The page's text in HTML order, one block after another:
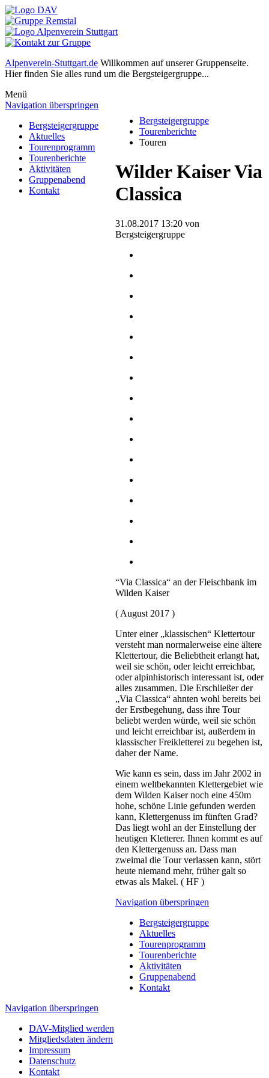
Alpenverein-Stuttgart.de Willkommen auf unserer Gruppenseite.
Hier finden Sie alles rund um die Bergsteigergruppe...
Menü
Navigation überspringen
Bergsteigergruppe
Aktuelles
Tourenprogramm
Tourenberichte
Aktivitäten
Gruppenabend
Kontakt
Bergsteigergruppe
Tourenberichte
Touren
Wilder Kaiser Via
Classica
31.08.2017 13:20 von
Bergsteigergruppe
“Via Classica“ an der Fleischbank im
Wilden Kaiser
( August 2017 )
Unter einer „klassischen“ Klettertour
versteht man normalerweise eine ältere
Klettertour, die Beliebtheit erlangt hat,
weil sie schön, oder leicht erreichbar,
oder alpinhistorisch interessant ist, oder
alles zusammen. Die Erschließer der
„Via Classica“ ahnten wohl bereits bei
der Erstbegehung, dass ihre Tour
beliebt werden würde, weil sie schön
und leicht erreichbar ist, außerdem in
klassischer Freikletterei zu begehen ist,
daher der Name.
Wie kann es sein, dass im Jahr 2002 in
einem weltbekannten Klettergebiet wie
dem Wilden Kaiser noch eine 450m
hohe, schöne Linie gefunden werden
kann, Klettergenuss im fünften Grad?
Das liegt wohl an der Einstellung der
heutigen Kletterer. Ihnen kommt es auf
den Klettergenuss an. Dass man
zweimal die Tour verlassen kann, stört
heute niemand mehr, früher galt so
etwas als Makel. ( HF )
Navigation überspringen
Bergsteigergruppe
Aktuelles
Tourenprogramm
Tourenberichte
Aktivitäten
Gruppenabend
Kontakt
Navigation überspringen
DAV-Mitglied werden
Mitgliedsdaten ändern
Impressum
Datenschutz
Kontakt